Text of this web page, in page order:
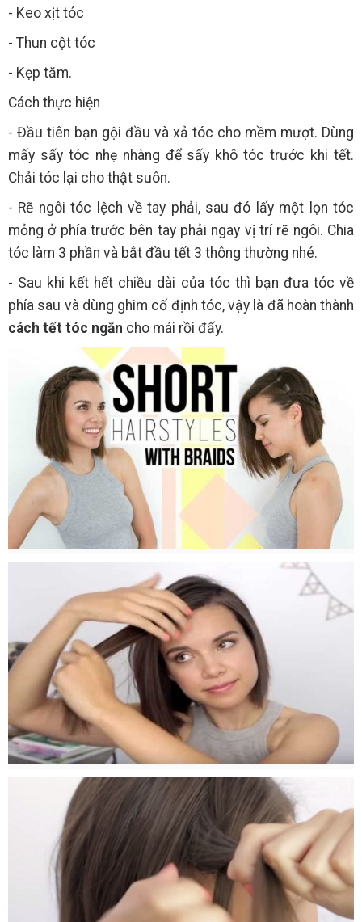
- Keo xịt tóc
- Thun cột tóc
- Kẹp tăm.
Cách thực hiện
- Đầu tiên bạn gội đầu và xả tóc cho mềm mượt. Dùng
mấy sấy tóc nhẹ nhàng để sấy khô tóc trước khi tết.
Chải tóc lại cho thật suôn.
- Rẽ ngôi tóc lệch về tay phải, sau đó lấy một lọn tóc
mỏng ở phía trước bên tay phải ngay vị trí rẽ ngôi. Chia
tóc làm 3 phần và bắt đầu tết 3 thông thường nhé.
- Sau khi kết hết chiều dài của tóc thì bạn đưa tóc về
phía sau và dùng ghim cố định tóc, vậy là đã hoàn thành
cách tết tóc ngắn cho mái rồi đấy.